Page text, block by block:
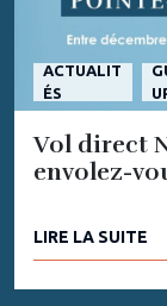
ACTUALIT
ÉS
Vol direct
envolez-
LIRE LA SUITE